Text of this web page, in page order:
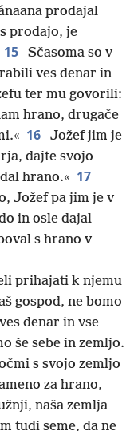
prodajal
prodajo, je
15
Sčasoma so v
ves denar in
ter mu govorili:
hrano, drugače
16
Jožef jim je
dajte svojo
hrano.« 17
Jožef pa jim je v
in osle dajal
s hrano v
prihajati k njemu
gospod, ne bomo
denar in vse
še sebe in zemljo.
s svojo zemljo
za hrano,
naša zemlja
tudi seme, da ne